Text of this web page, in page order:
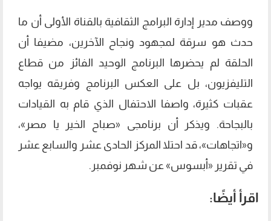
ووصف مدير إدارة البرامج الثقافية بالقناة الأولى أن ما
حدث هو سرقة لمجهود ونجاح الآخرين، مضيفا أن
الحلقة لم يحضرها البرنامج الوحيد الفائز من قطاع
التليفزيون، بل على العكس البرنامج وفريقه يواجه
عقبات كثيرة، واصفا الاحتفال الذي قام به القيادات
بالبجاحة. ويذكر أن برنامجى «صباح الخير يا مصر»،
و«اتجاهات»، قد احتلا المركز الحادى عشر والسابع عشر
في تقرير «أبسوس» عن شهر نوفمبر.
اقرأ أيضًا: